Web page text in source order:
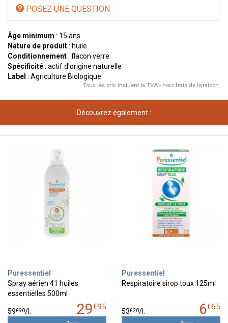
POSEZ UNE QUESTION
Âge minimum : 15 ans
Nature de produit: huile
Conditionnement: flacon verre
Spécificité: actif d'origine naturelle
Label : Agriculture Biologique
Tous les prix incluent la TVA - hors frais de livraison.
Découvrez également :
Puressentiel
Spray aérien 41 huiles
essentielles 500ml
29€95
59€90/
Puressentiel
Respiratoire sirop toux 125ml
6€65
53€20/